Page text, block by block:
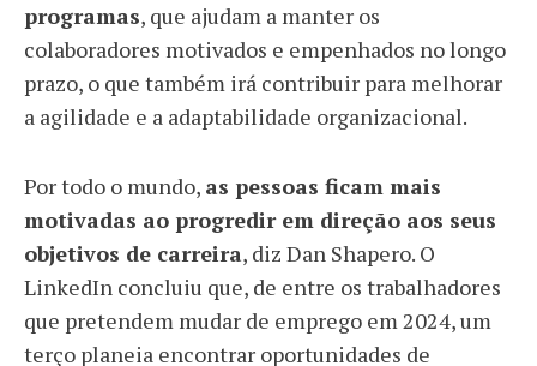
programas, que ajudam a manter os
colaboradores motivados e empenhados no longo
prazo, o que também irá contribuir para melhorar
a agilidade e a adaptabilidade organizacional.
Por todo o mundo, as pessoas ficam mais
motivadas ao progredir em direção aos seus
objetivos de carreira, diz Dan Shapero. O
LinkedIn concluiu que, de entre os trabalhadores
que pretendem mudar de emprego em 2024, um
terço planeia encontrar oportunidades de